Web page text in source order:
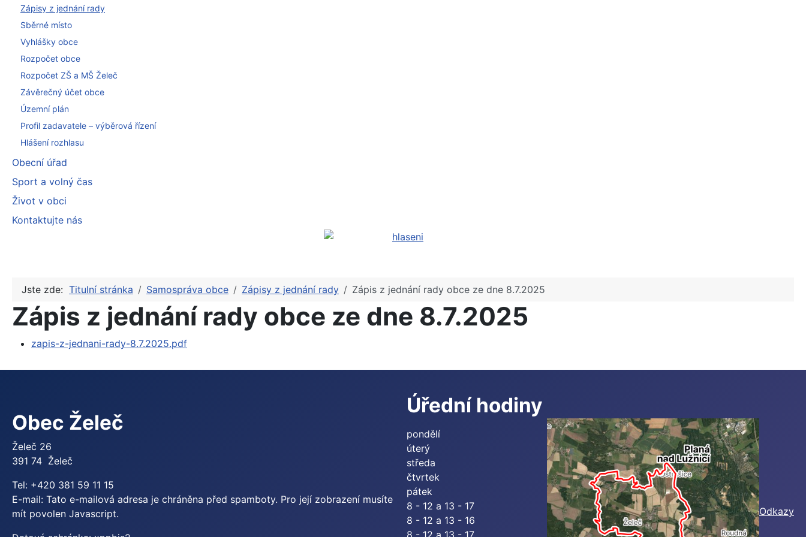
Zápisy z jednání rady
Sběrné místo
Vyhlášky obce
Rozpočet obce
Rozpočet ZŠ a MŠ Želeč
Závěrečný účet obce
Územní plán
Profil zadavatele – výběrová řízení
Hlášení rozhlasu
Obecní úřad
Sport a volný čas
Život v obci
Kontaktujte nás
Jste zde: Titulní stránka Samospráva obce Zápisy z jednání rady Zápis z jednání rady obce ze dne 8.7.2025
Zápis z jednání rady obce ze dne 8.7.2025
zapis-z-jednani-rady-8.7.2025.pdf
Obec Želeč
Želeč 26
391 74 Želeč
Tel: +420 381 59 11 15
E-mail: Tato e-mailová adresa je chráněna před spamboty. Pro její zobrazení musíte
mít povolen Javascript.
Úřední hodiny
pondělí
úterý
středa
čtvrtek
pátek
8 - 12 a 13 - 17
8 - 12 a 13 - 16
Odkazy